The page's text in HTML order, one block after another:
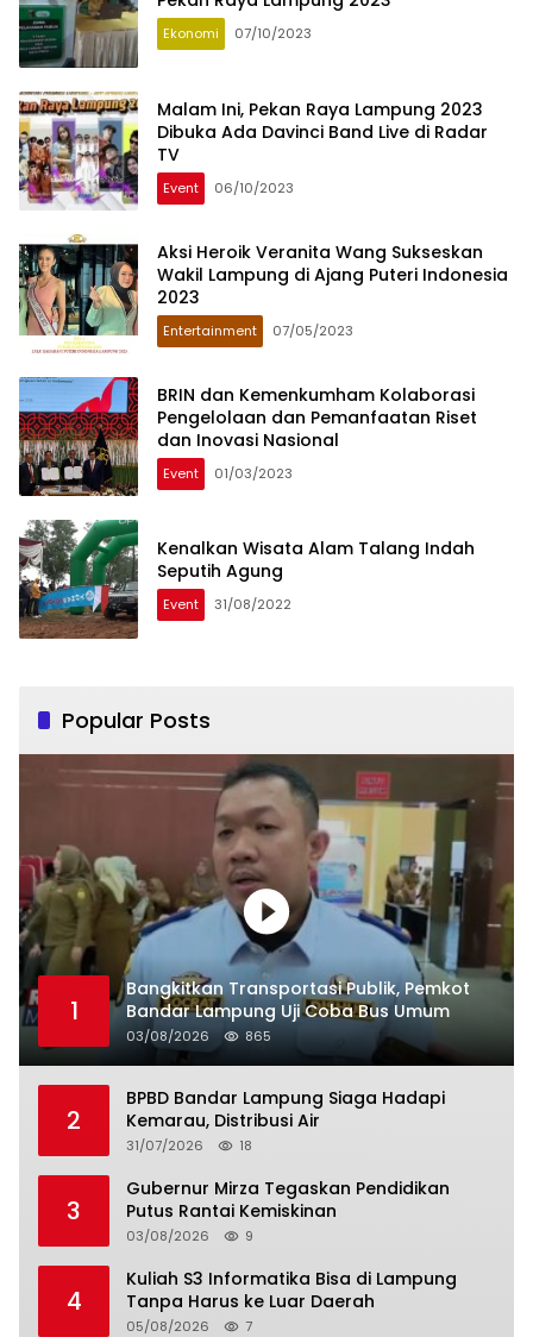
Ekonomi 07/10/2023
Malam Ini, Pekan Raya Lampung 2023
Dibuka Ada Davinci Band Live di Radar
TV
Event 06/10/2023
Aksi Heroik Veranita Wang Sukseskan
Wakil Lampung di Ajang Puteri Indonesia
2023
Entertainment 07/05/2023
BRIN dan Kemenkumham Kolaborasi
Pengelolaan dan Pemanfaatan Riset
dan Inovasi Nasional
Event 01/03/2023
Kenalkan Wisata Alam Talang Indah
Seputih Agung
Event 31/08/2022
Popular Posts
1
Bangkitkan Transportasi Publik, Pemkot
Bandar Lampung Uji Coba Bus Umum
03/08/2026 865
2
BPBD Bandar Lampung Siaga Hadapi
Kemarau, Distribusi Air
31/07/2026 18
3
Gubernur Mirza Tegaskan Pendidikan
Putus Rantai Kemiskinan
03/08/2026 9
4
Kuliah S3 Informatika Bisa di Lampung
Tanpa Harus ke Luar Daerah
05/08/2026 7